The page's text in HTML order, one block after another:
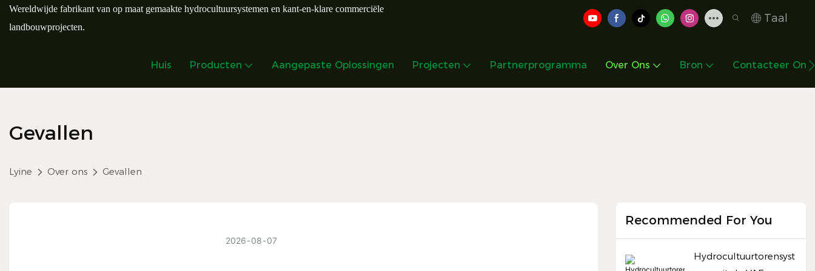
Wereldwijde fabrikant van op maat gemaakte hydrocultuursystemen en kant-en-klare commerciële
landbouwprojecten.
Taal
Huis Producten Aangepaste Oplossingen Projecten Partnerprogramma Over Ons Bron Contacteer Ons
Gevallen
Lyine Over ons Gevallen
2026 08 07
Recommended For You
Hydrocultuurtorensyst